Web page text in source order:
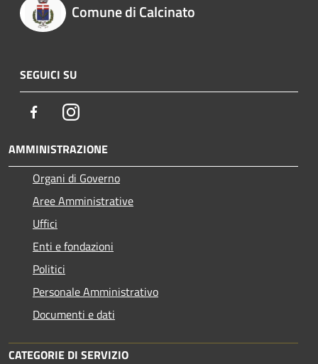
Comune di Calcinato
SEGUICI SU
FacebookInstagram
AMMINISTRAZIONE
Organi di Governo
Aree Amministrative
Uffici
Enti e fondazioni
Politici
Personale Amministrativo
Documenti e dati
CATEGORIE DI SERVIZIO